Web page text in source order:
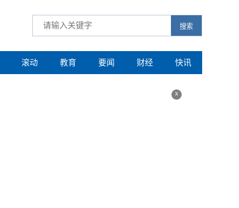
搜索
滚动 教育 要闻 财经 快讯
x